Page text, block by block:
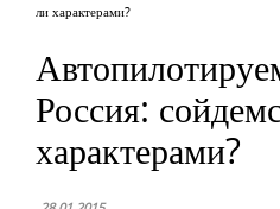
ли характерами?
Россия:
характерами?